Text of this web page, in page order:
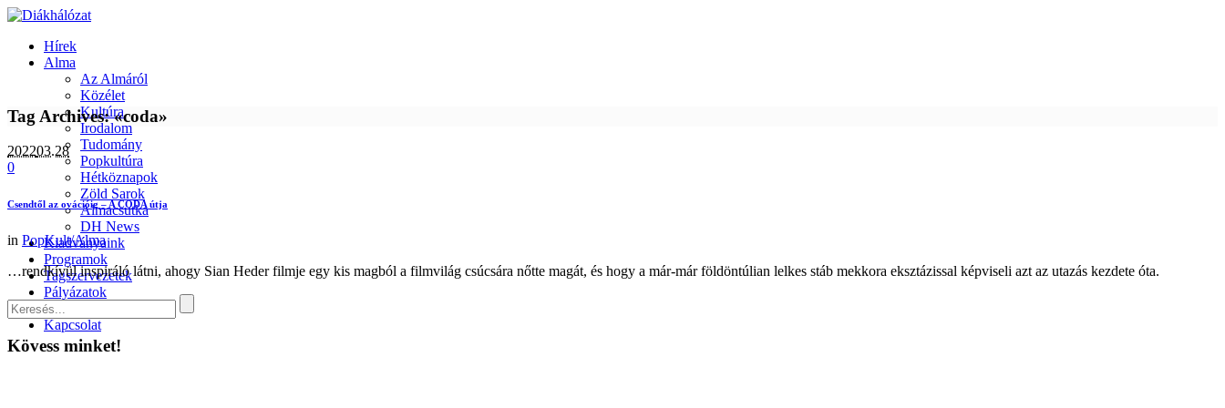
Hírek
Alma
Az Almáról
Közélet
Kultúra
Irodalom
Tudomány
Popkultúra
Hétköznapok
Zöld Sarok
Almacsutka
DH News
Kiadványaink
Programok
Tagszervezetek
Pályázatok
Partnerek
Kapcsolat
Tag Archives: «coda»
202203.28
0
Csendtől az ovációig – A CODA útja
in PopKult/Alma
…rendkívül inspiráló látni, ahogy Sian Heder filmje egy kis magból a filmvilág csúcsára nőtte magát, és hogy a már-már földöntúlian lelkes stáb mekkora eksztázissal képviseli azt az utazás kezdete óta.
Kövess minket!